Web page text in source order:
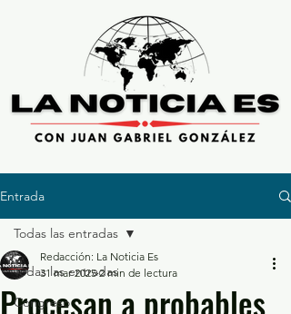
Entrada
Todas las entradas
Congreso
Todas las entradas
Procesan a probables
Redacción: La Noticia Es
31 mar 2025 2 min de lectura